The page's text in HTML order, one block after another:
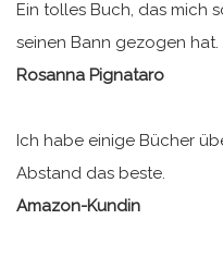
Ein tolles Buch, das mich
seinen Bann gezogen hat.
Rosanna Pignataro
Ich habe einige Bücher
Abstand das beste.
Amazon-Kundin